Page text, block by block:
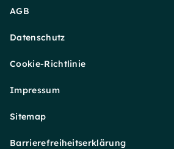
AGB
Datenschutz
Cookie-Richtlinie
Impressum
Sitemap
Barrierefreiheitserklärung